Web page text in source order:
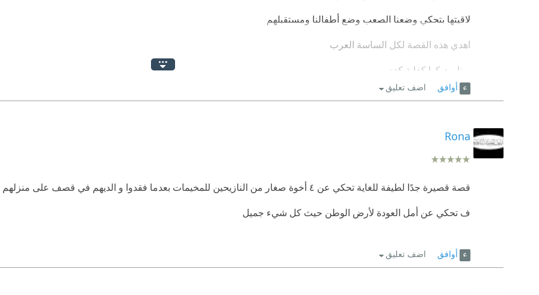
لاقيتها بتحكي وضعنا الصعب وضع أطفالنا ومستقبلهم
اهدي هذه القصة لكل الساسة العرب
ربنا بهديكوا كفاية كده
أوافق اضف تعليق
Rona
قصة قصيرة جدًا لطيفة للغاية تحكي عن ٤ أخوة صغار من النازيحين للمخيمات بعدما فقدوا و الديهم في قصف على منزلهم
ف تحكي عن أمل العودة لأرض الوطن حيث كل شيء جميل
أوافق اضف تعليق